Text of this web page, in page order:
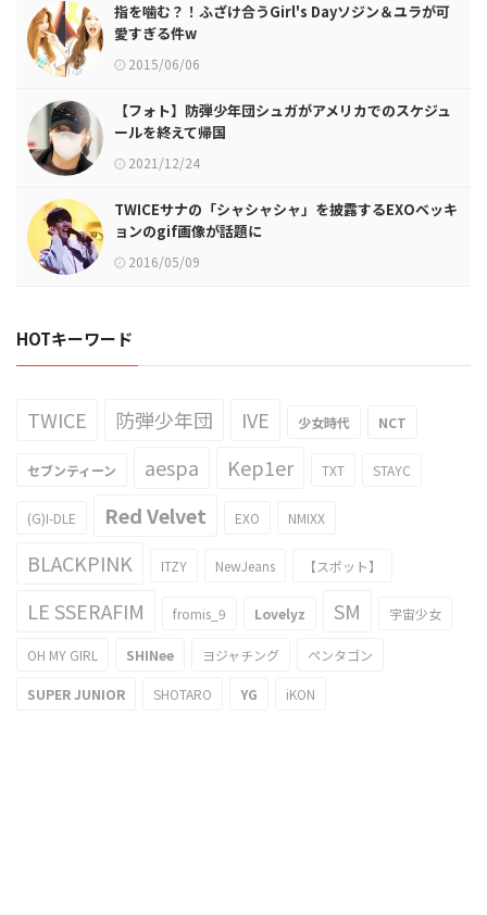
指を噛む？！ふざけ合うGirl's Dayソジン＆ユラが可
愛すぎる件w
2015/06/06
【フォト】防弾少年団シュガがアメリカでのスケジュ
ールを終えて帰国
2021/12/24
TWICEサナの「シャシャシャ」を披露するEXOベッキ
ョンのgif画像が話題に
2016/05/09
HOTキーワード
TWICE 防弾少年団 IVE 少女時代 NCT
セブンティーン aespa Kep1er TXT STAYC
(G)I-DLE Red Velvet EXO NMIXX
BLACKPINK ITZY NewJeans 【スポット】
LE SSERAFIM fromis_9 Lovelyz SM 宇宙少女
OH MY GIRL SHINee ヨジャチング ペンタゴン
SUPER JUNIOR SHOTARO YG iKON